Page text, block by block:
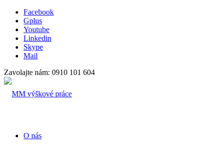
Facebook
Gplus
Youtube
Linkedin
Skype
Mail
Zavolajte nám: 0910 101 604
O nás